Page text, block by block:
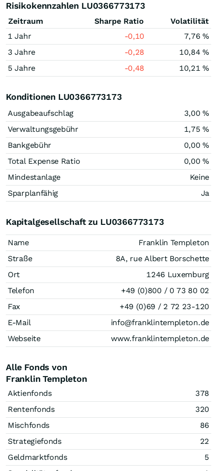
Risikokennzahlen LU0366773173
Zeitraum Sharpe Ratio
Volatilität
1 Jahr
-0,10
7,76 %
3 Jahre
-0,28
10,84 %
5 Jahre
-0,48 10,21 %
Konditionen LU0366773173
Ausgabeaufschlag
3,00 %
Verwaltungsgebühr
1,75 %
Bankgebühr
0,00 %
Total Expense Ratio
0,00 %
Mindestanlage
Keine
Sparplanfähig
Ja
Kapitalgesellschaft zu LU0366773173
Name
Franklin Templeton
Straße
8A, rue Albert Borschette
Ort
1246 Luxemburg
Telefon
+49 (0)800 / 0 73 80 02
Fax
+49 (0)69 / 2 72 23-120
E-Mail
info@franklintempleton.de
Webseite
www.franklintempleton.de
Alle Fonds von
Franklin Templeton
Aktienfonds
378
Rentenfonds
320
Mischfonds
86
Strategiefonds
22
Geldmarktfonds
5